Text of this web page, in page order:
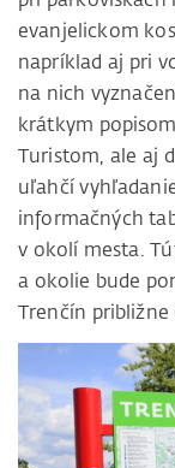
evanjelickom
napríklad aj pri
na nich
krátkym
Turistom, ale aj
uľahčí
informačných
v okolí mesta.
a okolie bude
Trenčín